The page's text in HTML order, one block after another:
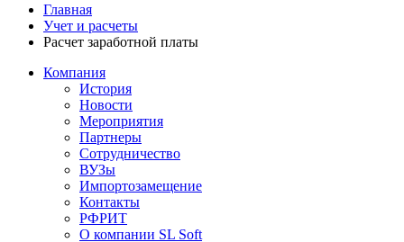
Главная
Учет и расчеты
Расчет заработной платы
Компания
История
Новости
Мероприятия
Партнеры
Сотрудничество
ВУЗы
Импортозамещение
Контакты
РФРИТ
О компании SL Soft